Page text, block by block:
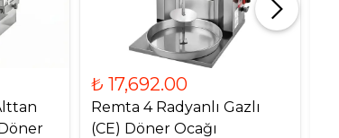
₺ 17,692.00
Remta 4 Radyanlı Gazlı
(CE) Döner Ocağı